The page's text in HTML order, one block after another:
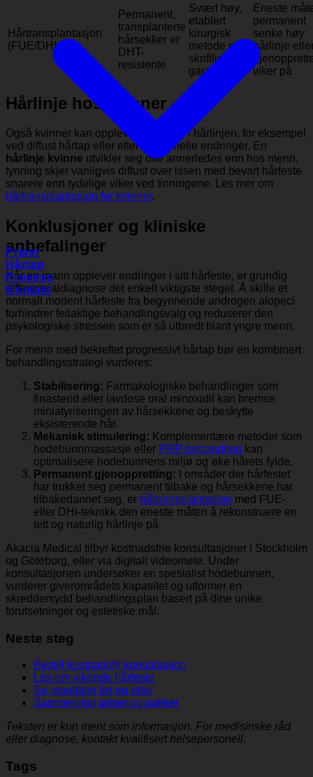
Priser
Hårtap
Prosess
Kontakt
Hårtransplantasjon
(FUE/DHI)
Permanent,
transplanterte
hårsekker er
DHT-
resistente
Svært høy,
etablert
kirurgisk
metode med
skriftlig
garanti
Eneste
permanent
senke høy
hårlinje
viker på
Hårlinje hos kvinner
Også kvinner kan oppleve endringer i hårlinjen, for eksempel
ved diffust hårtap eller etter hormonelle endringer. En
hårlinje kvinne utvikler seg ofte annerledes enn hos menn,
tynning skjer vanligvis diffust over issen med bevart hårfeste
snarere enn tydelige viker ved tinningene. Les mer om
hårtransplantasjon for kvinner.
Konklusjoner og kliniske
anbefalinger
Når en mann opplever endringer i sitt hårfeste, er grundig
differensialdiagnose det enkelt viktigste steget. Å skille et
normalt modent hårfeste fra begynnende androgen alopeci
forhindrer feilaktige behandlingsvalg og reduserer den
psykologiske stressen som er så utbredt blant yngre menn.
For menn med bekreftet progressivt hårtap bør en kombinert
behandlingsstrategi vurderes:
Stabilisering: Farmakologiske behandlinger som
finasterid eller lavdose oral minoxidil kan bremse
miniatyriseringen av hårsekkene og beskytte
eksisterende hår.
Mekanisk stimulering: Komplementære metoder som
hodebunnmassasje eller PRP-behandling kan
optimalisere hodebunnens miljø og øke hårets fylde.
Permanent gjenoppretting: I områder der hårfestet
har trukket seg permanent tilbake og hårsekkene har
tilbakedannet seg, er hårtransplantasjon med FUE-
eller DHI-teknikk den eneste måten å rekonstruere en
tett og naturlig hårlinje på.
Akacia Medical tilbyr kostnadsfrie konsultasjoner i Stockholm
og Göteborg, eller via digitalt videomøte. Under
konsultasjonen undersøker en spesialist hodebunnen,
vurderer giverområdets kapasitet og utformer en
skreddersydd behandlingsplan basert på dine unike
forutsetninger og estetiske mål.
Neste steg
Bestill kostnadsfri konsultasjon
Les om vikende hårfeste
Se resultater før og etter
Sammenlign priser og pakker
Teksten er kun ment som informasjon. For medisinske råd
eller diagnose, kontakt kvalifisert helsepersonell.
Tags